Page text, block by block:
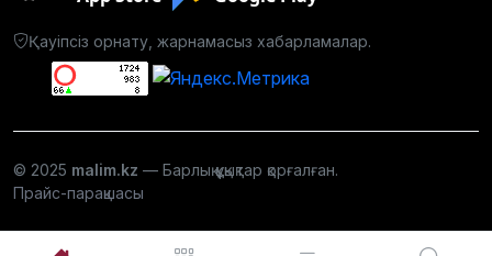
Қауіпсіз орнату, жарнамасыз хабарламалар.
© 2025 malim.kz — Барлық құқықтар қорғалған.
Прайс-парақшасы